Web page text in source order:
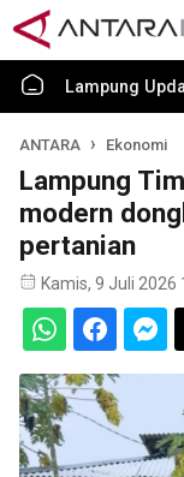
Lampung
ANTARA Ekonomi
Lampung
modern
pertanian
Kamis, 9 Juli 2026